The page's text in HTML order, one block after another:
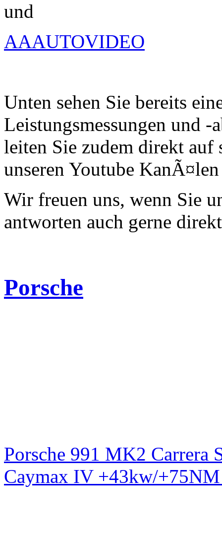
und
AAAUTOVIDEO
Unten sehen Sie bereits
Leistungsmessungen und -
leiten Sie zudem direkt auf
unseren Youtube
Wir freuen uns, wenn Sie
antworten auch gerne
Porsche
Porsche 991 MK2 Carrera
Caymax IV +43kw/